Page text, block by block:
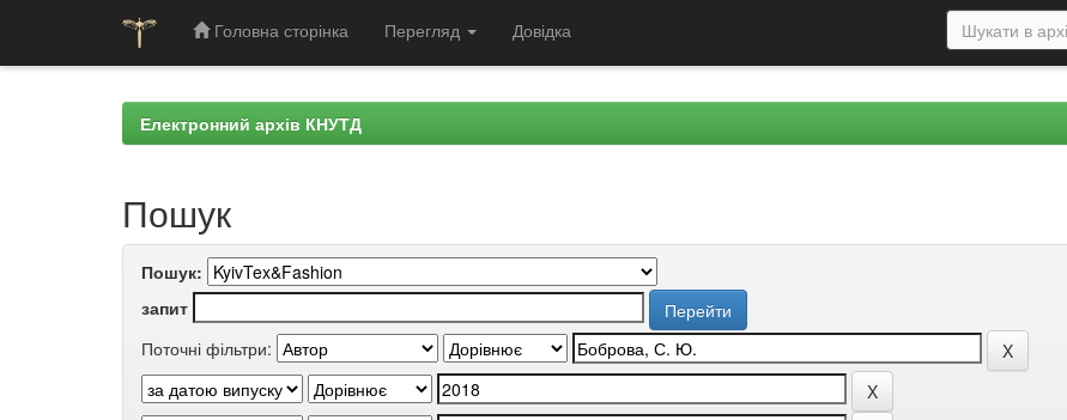
Головна сторінка Перегляд Довідка
Електронний архів КНУТД
Пошук
Пошук:
запит
Поточні фільтри: